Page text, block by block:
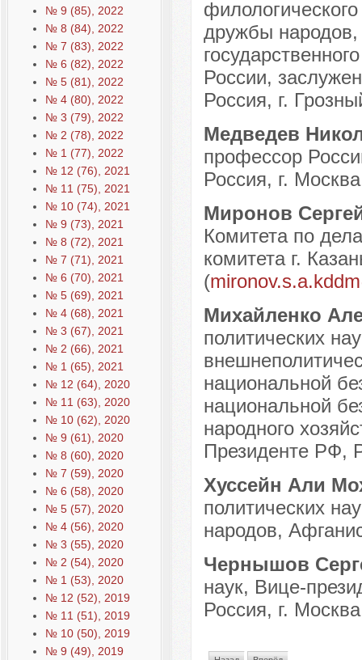
№ 9 (85), 2022
№ 8 (84), 2022
№ 7 (83), 2022
№ 6 (82), 2022
№ 5 (81), 2022
№ 4 (80), 2022
№ 3 (79), 2022
№ 2 (78), 2022
№ 1 (77), 2022
№ 12 (76), 2021
№ 11 (75), 2021
№ 10 (74), 2021
№ 9 (73), 2021
№ 8 (72), 2021
№ 7 (71), 2021
№ 6 (70), 2021
№ 5 (69), 2021
№ 4 (68), 2021
№ 3 (67), 2021
№ 2 (66), 2021
№ 1 (65), 2021
№ 12 (64), 2020
№ 11 (63), 2020
№ 10 (62), 2020
№ 9 (61), 2020
№ 8 (60), 2020
№ 7 (59), 2020
№ 6 (58), 2020
№ 5 (57), 2020
№ 4 (56), 2020
№ 3 (55), 2020
№ 2 (54), 2020
№ 1 (53), 2020
№ 12 (52), 2019
№ 11 (51), 2019
№ 10 (50), 2019
№ 9 (49), 2019
дружбы народов,
России,
Россия, г.
Медведев
профессор
Россия, г.
Миронов
Комитета по
комитета г.
(
Михайленко
политических
национальной
национальной
народного
Президенте РФ,
Хуссейн Али
политических
народов,
Чернышов
наук, Вице-
Россия, г.